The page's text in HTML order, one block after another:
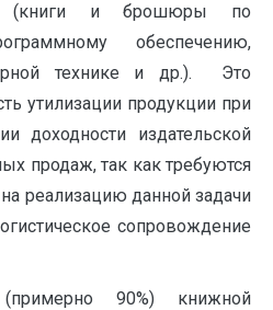
(книги и брошюры по
обеспечению,
технике и др.). Это
утилизации продукции при
доходности издательской
продаж, так как требуются
реализацию данной задачи
сопровождение
90%) книжной